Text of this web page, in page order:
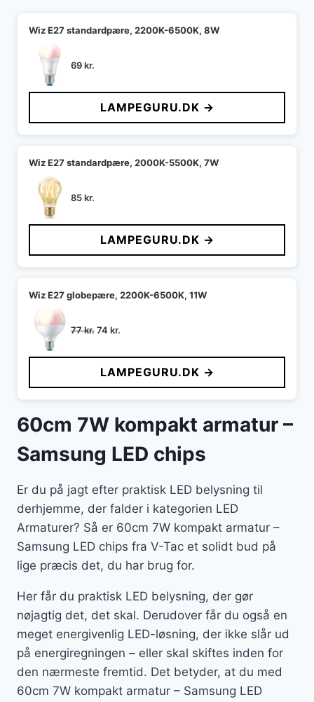
Wiz E27 standardpære, 2200K-6500K, 8W
69kr.
LAMPEGURU.DK →
Wiz E27 standardpære, 2000K-5500K, 7W
85kr.
LAMPEGURU.DK →
Wiz E27 globepære, 2200K-6500K, 11W
77kr.Den
pris
var:
77 kr..
74 kr.
pris
er:
74 kr..
LAMPEGURU.DK →
60cm 7W kompakt armatur –
Samsung LED chips
Er du på jagt efter praktisk LED belysning til
derhjemme, der falder i kategorien LED
Armaturer? Så er 60cm 7W kompakt armatur –
Samsung LED chips fra V-Tac et solidt bud på
lige præcis det, du har brug for.
Her får du praktisk LED belysning, der gør
nøjagtig det, det skal. Derudover får du også en
meget energivenlig LED-løsning, der ikke slår ud
på energiregningen – eller skal skiftes inden for
den nærmeste fremtid. Det betyder, at du med
60cm 7W kompakt armatur – Samsung LED